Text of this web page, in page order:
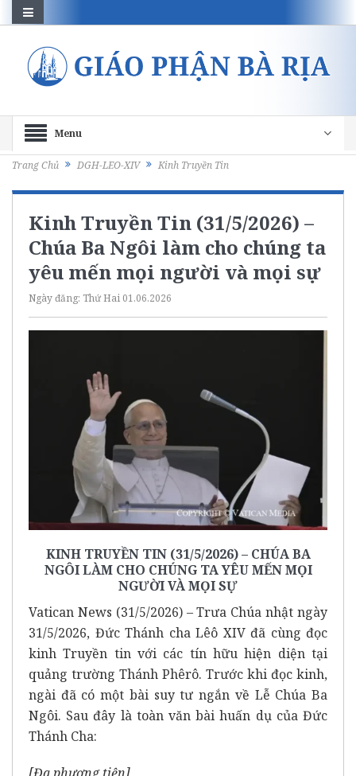
Menu
Trang Chủ DGH-LEO-XIV Kinh Truyền Tin
Kinh Truyền Tin (31/5/2026) –
Chúa Ba Ngôi làm cho chúng ta
yêu mến mọi người và mọi sự
Ngày đăng: Thứ Hai 01.06.2026
KINH TRUYỀN TIN (31/5/2026) – CHÚA BA
NGÔI LÀM CHO CHÚNG TA YÊU MẾN MỌI
NGƯỜI VÀ MỌI SỰ
Vatican News (31/5/2026) – Trưa Chúa nhật ngày
31/5/2026, Đức Thánh cha Lêô XIV đã cùng đọc
kinh Truyền tin với các tín hữu hiện diện tại
quảng trường Thánh Phêrô. Trước khi đọc kinh,
ngài đã có một bài suy tư ngắn về Lễ Chúa Ba
Ngôi. Sau đây là toàn văn bài huấn dụ của Đức
Thánh Cha:
[Đa phương tiện]